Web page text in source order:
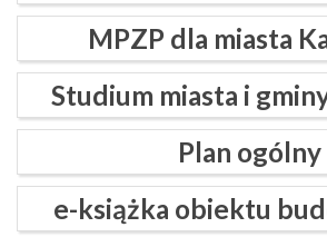
MPZP dla miasta
Studium miasta i
Plan ogólny
e-książka obiektu